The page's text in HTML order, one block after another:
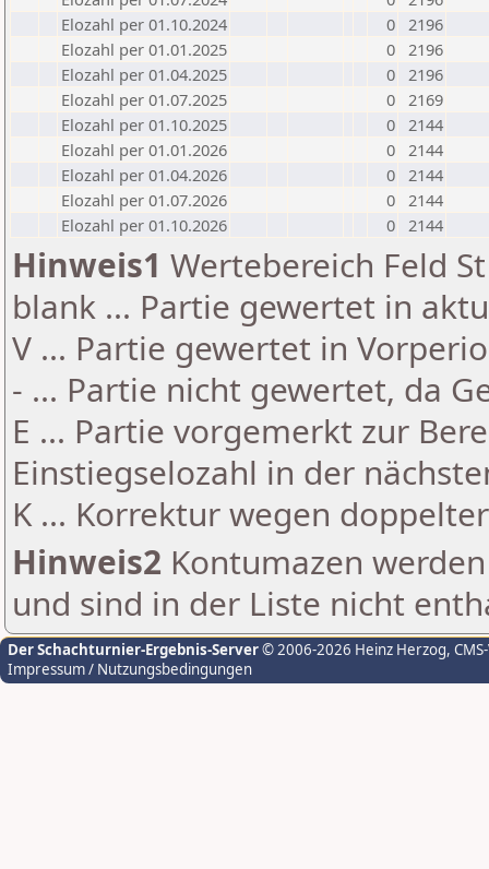
Elozahl per 01.10.2024
0 2196
Elozahl per 01.01.2025
0 2196
Elozahl per 01.04.2025
0 2196
Elozahl per 01.07.2025
0 2169
Elozahl per 01.10.2025
0 2144
Elozahl per 01.01.2026
0 2144
Elozahl per 01.04.2026
0 2144
Elozahl per 01.07.2026
0 2144
Elozahl per 01.10.2026
0 2144
Hinweis1 Wertebereich Feld
blank ... Partie gewertet in
V ... Partie gewertet in
- ... Partie nicht gewertet, da
E ... Partie vorgemerkt zur
Einstiegselozahl in der
K ... Korrektur wegen
Hinweis2 Kontumazen
und sind in der Liste nicht
Der Schachturnier-Ergebnis-Server© 2006-2026 Heinz Herzog,
Impressum / Nutzungsbedingungen